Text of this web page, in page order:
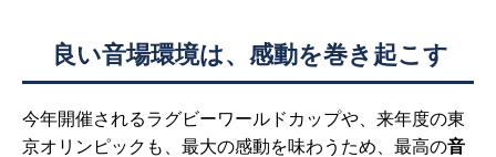
良い音場環境は、感動を巻き起こす
今年開催されるラグビーワールドカップや、来年度の東
京オリンピックも、最大の感動を味わうため、最高の音